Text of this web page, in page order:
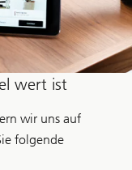
wert ist
wir uns auf
folgende